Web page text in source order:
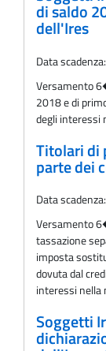
di saldo
dell'Ires
Data scadenza:
Versamento
2018 e di
degli interessi
Titolari di
parte dei
Data scadenza:
Versamento
tassazione
imposta
dovuta dal
interessi nella
Soggetti